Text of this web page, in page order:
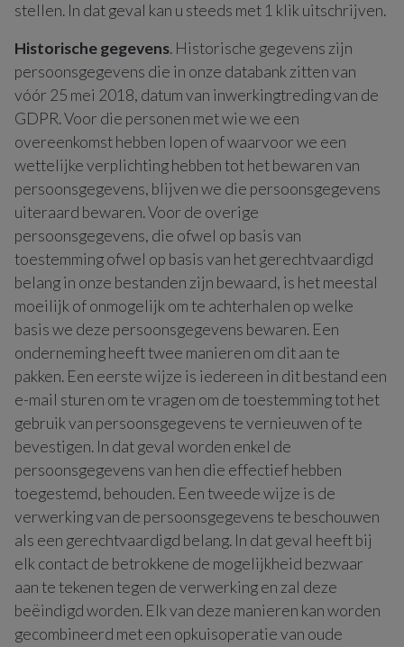
stellen. In dat geval kan u steeds met 1 klik uitschrijven.
Historische gegevens. Historische gegevens zijn
persoonsgegevens die in onze databank zitten van
vóór 25 mei 2018, datum van inwerkingtreding van de
GDPR. Voor die personen met wie we een
overeenkomst hebben lopen of waarvoor we een
wettelijke verplichting hebben tot het bewaren van
persoonsgegevens, blijven we die persoonsgegevens
uiteraard bewaren. Voor de overige
persoonsgegevens, die ofwel op basis van
toestemming ofwel op basis van het gerechtvaardigd
belang in onze bestanden zijn bewaard, is het meestal
moeilijk of onmogelijk om te achterhalen op welke
basis we deze persoonsgegevens bewaren. Een
onderneming heeft twee manieren om dit aan te
pakken. Een eerste wijze is iedereen in dit bestand een
e-mail sturen om te vragen om de toestemming tot het
gebruik van persoonsgegevens te vernieuwen of te
bevestigen. In dat geval worden enkel de
persoonsgegevens van hen die effectief hebben
toegestemd, behouden. Een tweede wijze is de
verwerking van de persoonsgegevens te beschouwen
als een gerechtvaardigd belang. In dat geval heeft bij
elk contact de betrokkene de mogelijkheid bezwaar
aan te tekenen tegen de verwerking en zal deze
beëindigd worden. Elk van deze manieren kan worden
gecombineerd met een opkuisoperatie van oude